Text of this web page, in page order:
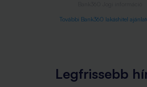
További Bank360 lakáshitel
Legfrissebb